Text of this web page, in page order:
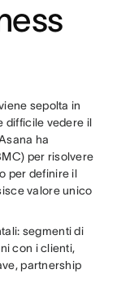
sepolta in
difficile vedere il
ha
per risolvere
per definire il
valore unico
segmenti di
con i clienti,
partnership